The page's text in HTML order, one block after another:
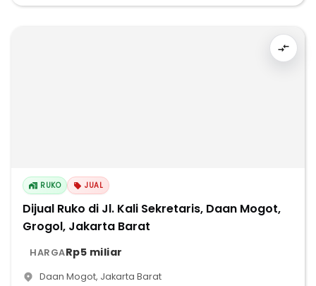
RUKO JUAL
Dijual Ruko di Jl. Kali Sekretaris, Daan Mogot,
Grogol, Jakarta Barat
HARGARp5 miliar
Daan Mogot, Jakarta Barat